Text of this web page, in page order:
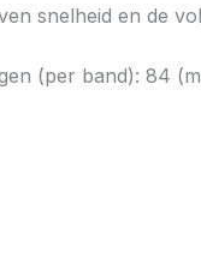
snelheid en de
(per band): 84